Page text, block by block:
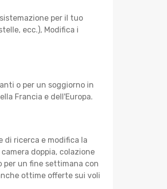
per il tuo
ecc.), Modifica i
o per un soggiorno in
Francia e dell'Europa.
di ricerca e modifica la
doppia, colazione
per un fine settimana con
ottime offerte sui voli